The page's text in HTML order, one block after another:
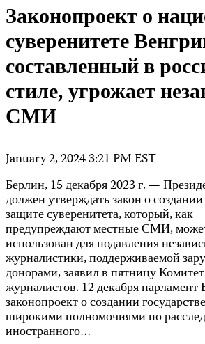
Законопроект о
суверенитете
составленный в
стиле, угрожает
СМИ
January 2, 2024 3:21 PM EST
Берлин, 15 декабря 2023 г. —
должен утверждать закон о
защите суверенитета, который, как
предупреждают местные СМИ,
использован для подавления
журналистики, поддерживаемой
донорами, заявил в пятницу
журналистов. 12 декабря
законопроект о создании
широкими полномочиями по
иностранного…